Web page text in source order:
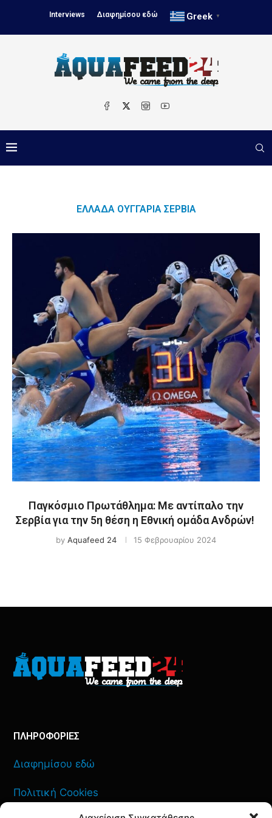
Interviews Διαφημίσου εδώ Greek ▼
ΕΛΛΆΔΑ ΟΥΓΓΑΡΊΑ ΣΕΡΒΊΑ
Παγκόσμιο Πρωτάθλημα: Με αντίπαλο την
Σερβία για την 5η θέση η Εθνική ομάδα Ανδρών!
by Aquafeed 24 15 Φεβρουαρίου 2024
ΠΛΗΡΟΦΟΡΙΕΣ
Διαφημίσου εδώ
Πολιτική Cookies